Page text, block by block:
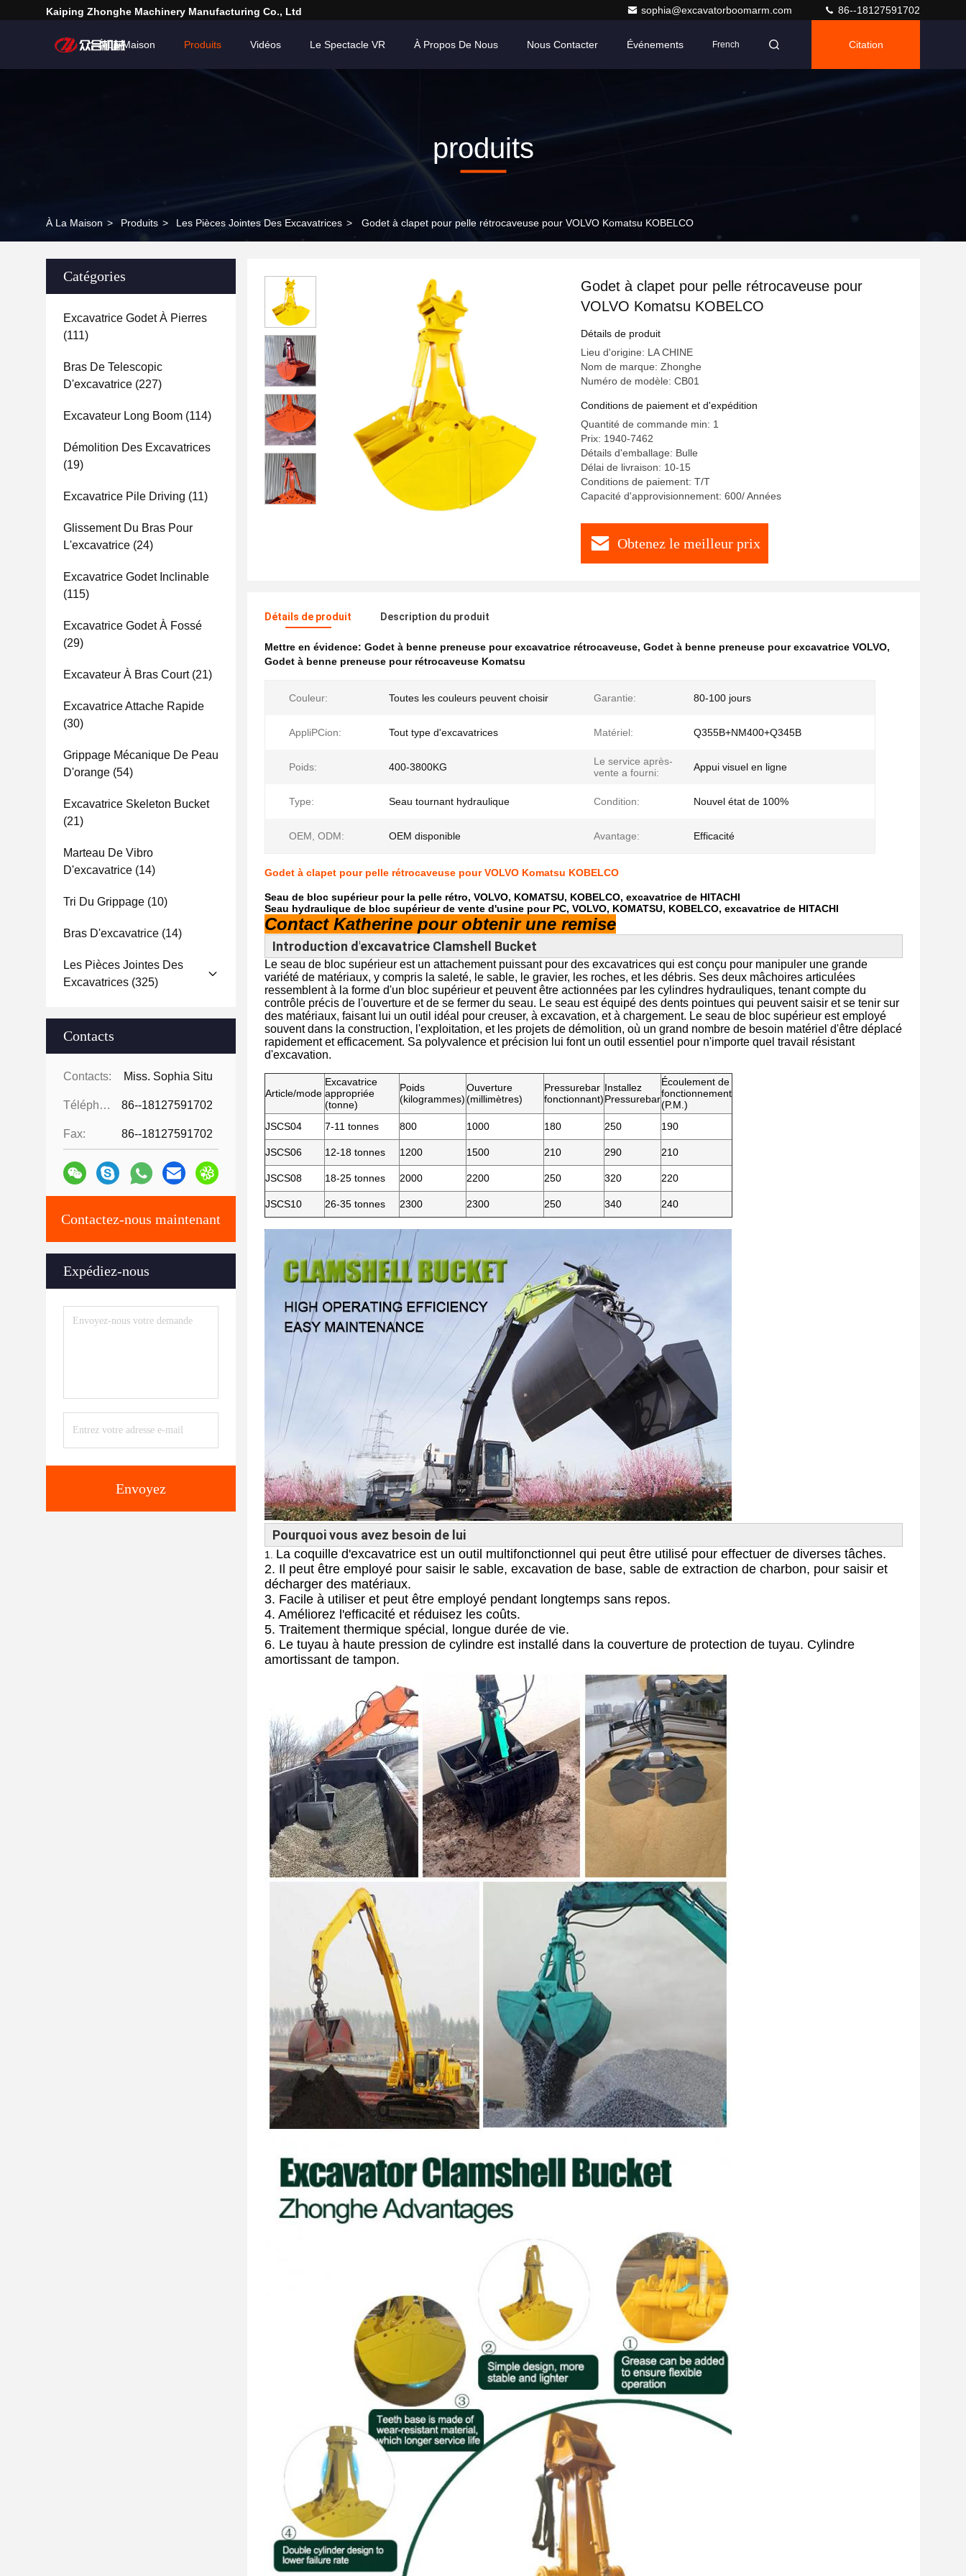
Kaiping Zhonghe Machinery Manufacturing Co., Ltd sophia@excavatorboomarm.com 86--18127591702
À La Maison Produits Vidéos Le Spectacle VR À Propos De Nous Nous Contacter Événements French Citation
produits
À La Maison > Produits > Les Pièces Jointes Des Excavatrices > Godet à clapet pour pelle rétrocaveuse pour VOLVO Komatsu KOBELCO
Catégories
Excavatrice Godet À Pierres
(111)
Bras De Telescopic
D'excavatrice (227)
Excavateur Long Boom (114)
Démolition Des Excavatrices
(19)
Excavatrice Pile Driving (11)
Glissement Du Bras Pour
L'excavatrice (24)
Excavatrice Godet Inclinable
(115)
Excavatrice Godet À Fossé
(29)
Excavateur À Bras Court(21)
Excavatrice Attache Rapide
(30)
Grippage Mécanique De Peau
D'orange (54)
Excavatrice Skeleton Bucket
(21)
Marteau De Vibro
D'excavatrice (14)
Tri Du Grippage (10)
Bras D'excavatrice (14)
Les Pièces Jointes Des
Excavatrices (325)
Contacts
Contacts: Miss. Sophia Situ
Téléphone: 86--18127591702
Fax: 86--18127591702
Contactez-nous maintenant
Expédiez-nous
Envoyez
Godet à clapet pour pelle rétrocaveuse pour
VOLVO Komatsu KOBELCO
Détails de produit
Lieu d'origine: LA CHINE
Nom de marque: Zhonghe
Numéro de modèle: CB01
Conditions de paiement et d'expédition
Quantité de commande min: 1
Prix: 1940-7462
Détails d'emballage: Bulle
Délai de livraison: 10-15
Conditions de paiement: T/T
Capacité d'approvisionnement: 600/ Années
Obtenez le meilleur prix
Détails de produit Description du produit
Mettre en évidence: Godet à benne preneuse pour excavatrice rétrocaveuse, Godet à benne preneuse pour excavatrice VOLVO,
Godet à benne preneuse pour rétrocaveuse Komatsu
Couleur: Toutes les couleurs peuvent choisir Garantie: 80-100 jours
AppliPCion: Tout type d'excavatrices Matériel: Q355B+NM400+Q345B
Poids: 400-3800KG
Le service après-
vente a fourni:
Appui visuel en ligne
Type: Seau tournant hydraulique Condition: Nouvel état de 100%
OEM, ODM: OEM disponible Avantage: Efficacité
Godet à clapet pour pelle rétrocaveuse pour VOLVO Komatsu KOBELCO
Seau de bloc supérieur pour la pelle rétro, VOLVO, KOMATSU, KOBELCO, excavatrice de HITACHI
Seau hydraulique de bloc supérieur de vente d'usine pour PC, VOLVO, KOMATSU, KOBELCO, excavatrice de HITACHI
Contact Katherine pour obtenir une remise
Introduction d'excavatrice Clamshell Bucket
Le seau de bloc supérieur est un attachement puissant pour des excavatrices qui est conçu pour manipuler une grande
variété de matériaux, y compris la saleté, le sable, le gravier, les roches, et les débris. Ses deux mâchoires articulées
ressemblent à la forme d'un bloc supérieur et peuvent être actionnées par les cylindres hydrauliques, tenant compte du
contrôle précis de l'ouverture et de se fermer du seau. Le seau est équipé des dents pointues qui peuvent saisir et se tenir sur
des matériaux, faisant lui un outil idéal pour creuser, à excavation, et à chargement. Le seau de bloc supérieur est employé
souvent dans la construction, l'exploitation, et les projets de démolition, où un grand nombre de besoin matériel d'être déplacé
rapidement et efficacement. Sa polyvalence et précision lui font un outil essentiel pour n'importe quel travail résistant
d'excavation.
Article/mode
Excavatrice
appropriée
(tonne)
Poids
(kilogrammes)
Ouverture
(millimètres)
Pressurebar
fonctionnant)
Installez
Pressurebar
Écoulement de
fonctionnement
(P.M.)
JSCS04
7-11 tonnes 800 1000 180 250 190
JSCS06 12-18 tonnes 1200 1500 210 290 210
JSCS08 18-25 tonnes 2000 2200 250 320 220
JSCS10 26-35 tonnes 2300 2300 250 340 240
Pourquoi vous avez besoin de lui
1. La coquille d'excavatrice est un outil multifonctionnel qui peut être utilisé pour effectuer de diverses tâches.
2. Il peut être employé pour saisir le sable, excavation de base, sable de extraction de charbon, pour saisir et
décharger des matériaux.
3. Facile à utiliser et peut être employé pendant longtemps sans repos.
4. Améliorez l'efficacité et réduisez les coûts.
5. Traitement thermique spécial, longue durée de vie.
6. Le tuyau à haute pression de cylindre est installé dans la couverture de protection de tuyau. Cylindre
amortissant de tampon.